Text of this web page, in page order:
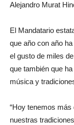
Alejandro Murat
El Mandatario
que año con año
el gusto de miles
que también que
música y
“Hoy tenemos
nuestras